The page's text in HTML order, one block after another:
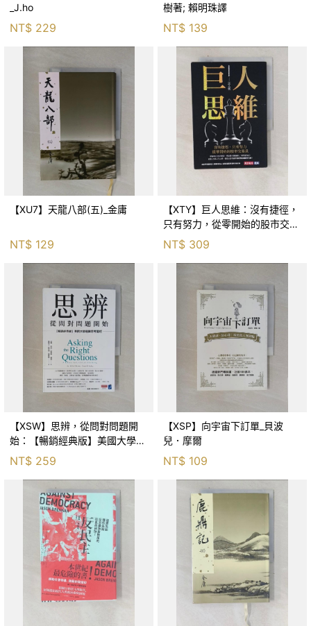
_J.ho
NT$ 229
樹著; 賴明珠譯
NT$ 139
【XU7】天龍八部(五)_金庸
NT$ 129
【XTY】巨人思維：沒有捷徑，
只有努力，從零開始的股市交易
員_巨人傑
NT$ 309
【XSW】思辨，從問對問題開
始：【暢銷經典版】美國大學邏
輯思考聖經_尼爾．布朗, 史都
華．基里, 羅耀宗, 蔡宏明, 黃賓
NT$ 259
【XSP】向宇宙下訂單_貝波
兒．摩爾
NT$ 109